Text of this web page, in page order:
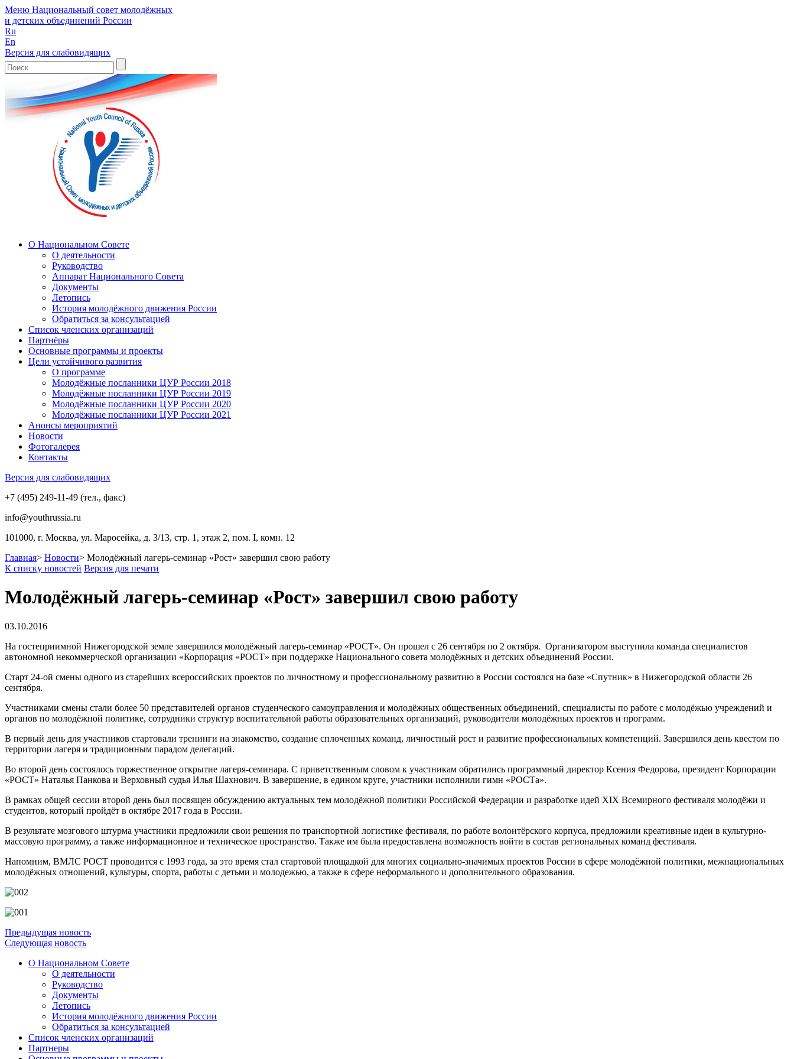
Меню Национальный совет молодёжных
и детских объединений России
Ru
En
Версия для слабовидящих
О Национальном Совете
О деятельности
Руководство
Аппарат Национального Совета
Документы
Летопись
История молодёжного движения России
Обратиться за консультацией
Список членских организаций
Партнёры
Основные программы и проекты
Цели устойчивого развития
О программе
Молодёжные посланники ЦУР России 2018
Молодёжные посланники ЦУР России 2019
Молодёжные посланники ЦУР России 2020
Молодёжные посланники ЦУР России 2021
Анонсы мероприятий
Новости
Фотогалерея
Контакты
Версия для слабовидящих
+7 (495) 249-11-49 (тел., факс)
info@youthrussia.ru
101000, г. Москва, ул. Маросейка, д. 3/13, стр. 1, этаж 2, пом. I, комн. 12
Главная> Новости> Молодёжный лагерь-семинар «Рост» завершил свою работу
К списку новостей Версия для печати
Молодёжный лагерь-семинар «Рост» завершил свою работу
03.10.2016
На гостеприимной Нижегородской земле завершился молодёжный лагерь-семинар «РОСТ». Он прошел с 26 сентября по 2 октября. Организатором выступила команда специалистов
автономной некоммерческой организации «Корпорация «РОСТ» при поддержке Национального совета молодёжных и детских объединений России.
Старт 24-ой смены одного из старейших всероссийских проектов по личностному и профессиональному развитию в России состоялся на базе «Спутник» в Нижегородской области 26
сентября.
Участниками смены стали более 50 представителей органов студенческого самоуправления и молодёжных общественных объединений, специалисты по работе с молодёжью учреждений и
органов по молодёжной политике, сотрудники структур воспитательной работы образовательных организаций, руководители молодёжных проектов и программ.
В первый день для участников стартовали тренинги на знакомство, создание сплоченных команд, личностный рост и развитие профессиональных компетенций. Завершился день квестом по
территории лагеря и традиционным парадом делегаций.
Во второй день состоялось торжественное открытие лагеря-семинара. С приветственным словом к участникам обратились программный директор Ксения Федорова, президент Корпорации
«РОСТ» Наталья Панкова и Верховный судья Илья Шахнович. В завершение, в едином круге, участники исполнили гимн «РОСТа».
В рамках общей сессии второй день был посвящен обсуждению актуальных тем молодёжной политики Российской Федерации и разработке идей XIX Всемирного фестиваля молодёжи и
студентов, который пройдёт в октябре 2017 года в России.
В результате мозгового штурма участники предложили свои решения по транспортной логистике фестиваля, по работе волонтёрского корпуса, предложили креативные идеи в культурно-
массовую программу, а также информационное и техническое пространство. Также им была предоставлена возможность войти в состав региональных команд фестиваля.
Напомним, ВМЛС РОСТ проводится с 1993 года, за это время стал стартовой площадкой для многих социально-значимых проектов России в сфере молодёжной политики, межнациональных
молодёжных отношений, культуры, спорта, работы с детьми и молодежью, а также в сфере неформального и дополнительного образования.
Предыдущая новость
Следующая новость
О Национальном Совете
О деятельности
Руководство
Документы
Летопись
История молодёжного движения России
Обратиться за консультацией
Список членских организаций
Партнеры